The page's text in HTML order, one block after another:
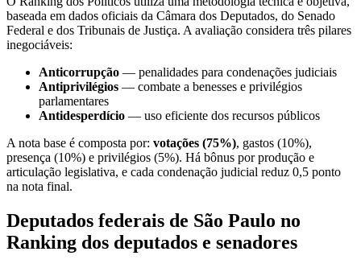
baseada em dados oficiais da Câmara dos Deputados, do Senado
Federal e dos Tribunais de Justiça. A avaliação considera três pilares
inegociáveis:
Anticorrupção — penalidades para condenações judiciais
Antiprivilégios — combate a benesses e privilégios
parlamentares
Antidesperdício — uso eficiente dos recursos públicos
A nota base é composta por: votações (75%), gastos (10%),
presença (10%) e privilégios (5%). Há bônus por produção e
articulação legislativa, e cada condenação judicial reduz 0,5 ponto
na nota final.
Deputados federais de São Paulo no
Ranking dos deputados e senadores